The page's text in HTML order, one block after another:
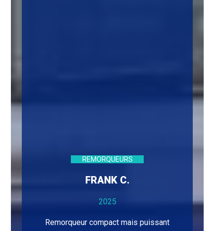
REMORQUEURS
FRANK C.
2025
Remorqueur compact mais puissant